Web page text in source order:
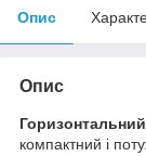
Опис
Опис
Горизонтальний
компактний і